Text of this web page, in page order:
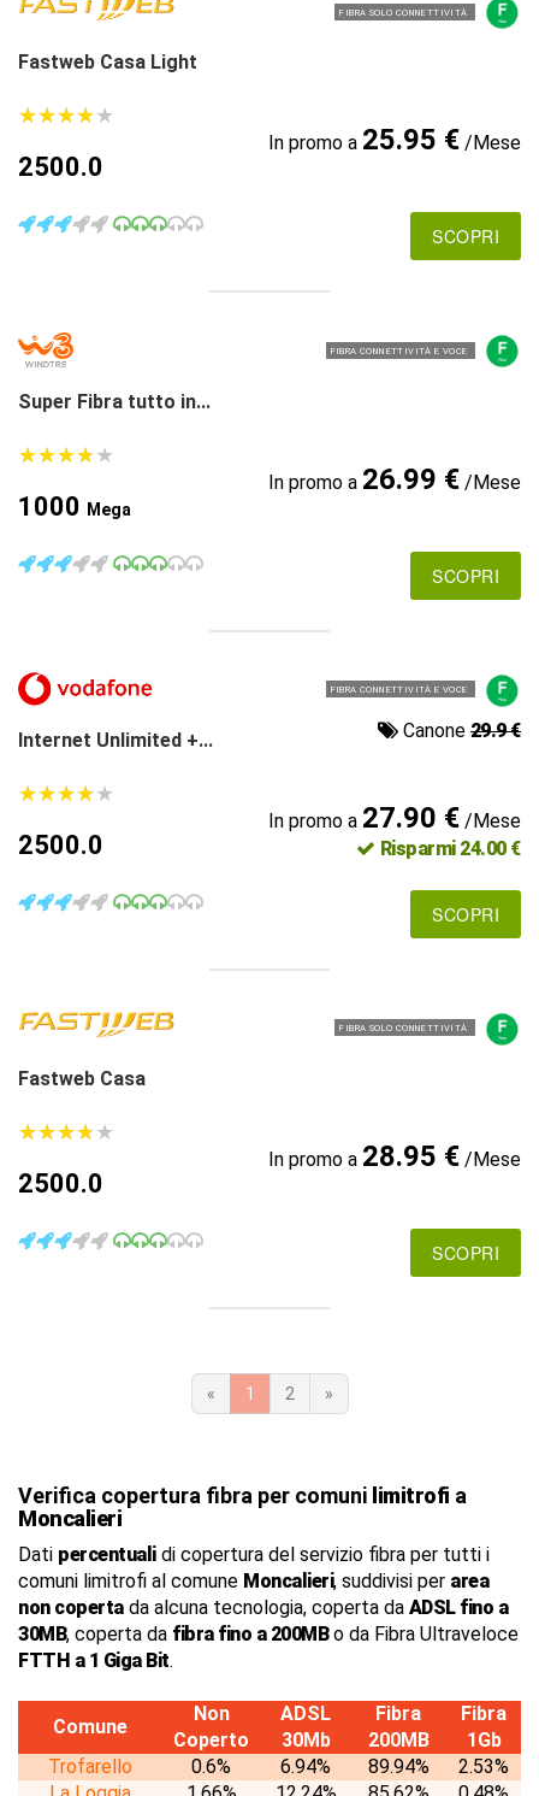
FIBRA SOLO CONNETTIVITÀ
Fastweb Casa Light
★★★★★
★★★★★
2500.0
In promo a 25.95 €/Mese
SCOPRI
FIBRA CONNETTIVITÀ E VOCE
Super Fibra tutto in...
★★★★★
★★★★★
1000 Mega
In promo a 26.99 €/Mese
SCOPRI
FIBRA CONNETTIVITÀ E VOCE
Internet Unlimited +... Canone 29.9 €
★★★★★
★★★★★
2500.0
In promo a 27.90 €/Mese
Risparmi 24.00 €
SCOPRI
FIBRA SOLO CONNETTIVITÀ
Fastweb Casa
★★★★★
★★★★★
2500.0
In promo a 28.95 €/Mese
SCOPRI
« 1 2 »
Verifica copertura fibra per comuni limitrofi a
Moncalieri
Dati percentualidi copertura del servizio fibra per tutti i
comuni limitrofi al comune Moncalieri, suddivisi per area
non copertada alcuna tecnologia, coperta da ADSL fino a
30MB, coperta da fibra fino a 200MBo da Fibra Ultraveloce
FTTH a 1 Giga Bit.
Comune
Non
Coperto
ADSL
30Mb
Fibra
200MB
Fibra
1Gb
Trofarello
0.6% 6.94% 89.94%
2.53%